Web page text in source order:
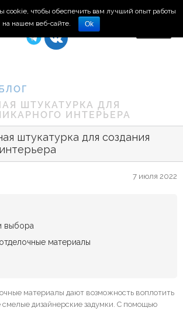
8 (495) 150-66-77
ШТУКАТУРКА ДЛЯ
ИНТЕРЬЕРА
штукатурка для создания
материалы дают возможность воплотить
дизайнерские задумки. С помощью
7 июля 2022
выбора
материалы
cookie, чтобы обеспечить вам лучший опыт работы
на нашем веб-сайте.
Ok